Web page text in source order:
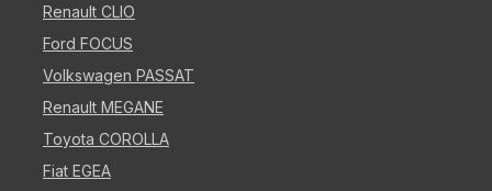
Renault CLIO
Ford FOCUS
Volkswagen PASSAT
Renault MEGANE
Toyota COROLLA
Fiat EGEA